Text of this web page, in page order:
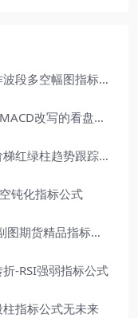
文华期货量价趋势主图-预警操作波段多空幅图指标公式
趋势柱红绿一眼定多空，这个用MACD改写的看盘指标，把顶底信号可视化后简单多了
文华财经wh6波段多空主副图-阶梯红绿柱趋势跟踪指标公式
钝化指标公式
文华财经DK均线主图-量柱趋势副图期货精品指标公式
-RSI强弱指标公式
指标公式无未来